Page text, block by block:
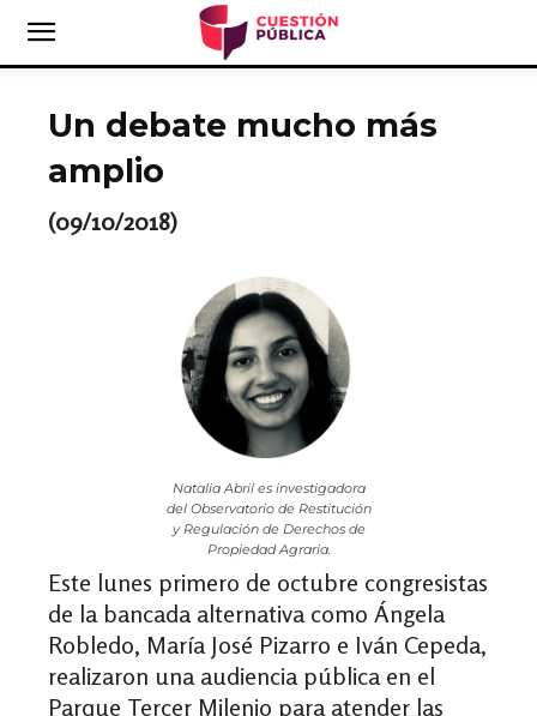
Un debate mucho más
amplio
(09/10/2018)
Natalia Abril es investigadora
del Observatorio de Restitución
y Regulación de Derechos de
Propiedad Agraria.
Este lunes primero de octubre congresistas
de la bancada alternativa como Ángela
Robledo, María José Pizarro e Iván Cepeda,
realizaron una audiencia pública en el
Parque Tercer Milenio para atender las